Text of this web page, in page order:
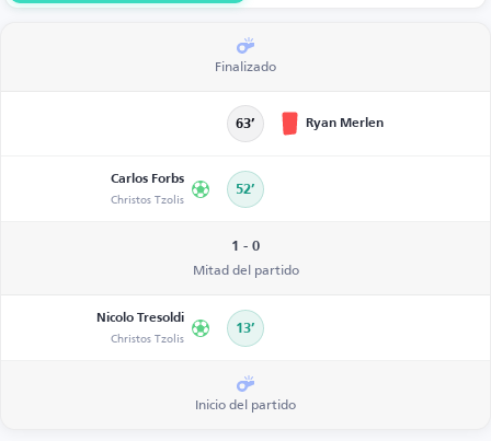
Finalizado
63’ Ryan Merlen
Carlos Forbs
Christos Tzolis 52’
1 - 0
Mitad del partido
Nicolo Tresoldi
Christos Tzolis 13’
Inicio del partido